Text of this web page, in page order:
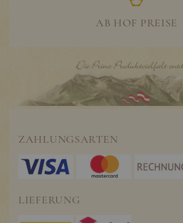
AB HOF PREISE
ZAHLUNGSARTEN
LIEFERUNG